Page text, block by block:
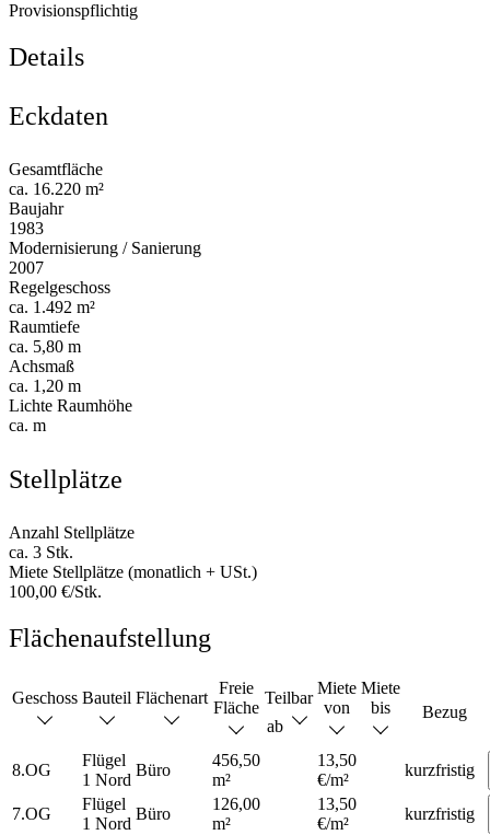
Provisionspflichtig
Details
Eckdaten
Gesamtfläche
ca. 16.220 m²
Baujahr
1983
Modernisierung / Sanierung
2007
Regelgeschoss
ca. 1.492 m²
Raumtiefe
ca. 5,80 m
Achsmaß
ca. 1,20 m
Lichte Raumhöhe
ca. m
Stellplätze
Anzahl Stellplätze
ca. 3 Stk.
Miete Stellplätze (monatlich + USt.)
100,00 €/Stk.
Flächenaufstellung
Geschoss Bauteil Flächenart
Freie
Fläche
Teilbar
ab
Miete
von
Miete
bis
Bezug
8.OG
Flügel
1 Nord
Büro
456,50
m²
13,50
€/m²
kurzfristig
7.OG
Flügel
1 Nord
Büro
126,00
m²
13,50
€/m²
kurzfristig